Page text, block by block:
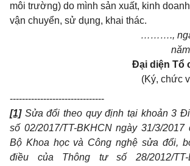
môi trường) do mình sản xuất, kinh
vận chuyển, sử dụng, khai thác.
……….,
Đại diện Tổ
(Ký, chức
-------------------------------
[1]Sửa đổi theo quy định tại khoản 3
số 02/2017/TT-BKHCN ngày 31/3/2017
Bộ Khoa học và Công nghệ sửa đổi,
điều của Thông tư số 28/2012/TT-